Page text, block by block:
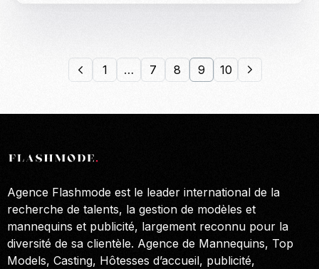
1 … 7 8 9 10
Agence Flashmode est le leader international de la
recherche de talents, la gestion de modèles et
mannequins et publicité, largement reconnu pour la
diversité de sa clientèle. Agence de Mannequins, Top
Models, Casting, Hôtesses d’accueil, publicité,